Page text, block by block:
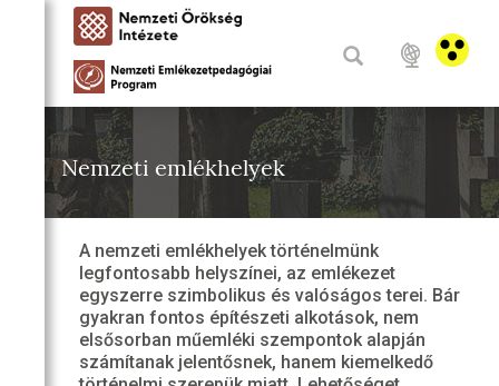
Nemzeti emlékhelyek
A nemzeti emlékhelyek történelmünk
legfontosabb helyszínei, az emlékezet
egyszerre szimbolikus és valóságos terei. Bár
gyakran fontos építészeti alkotások, nem
elsősorban műemléki szempontok alapján
számítanak jelentősnek, hanem kiemelkedő